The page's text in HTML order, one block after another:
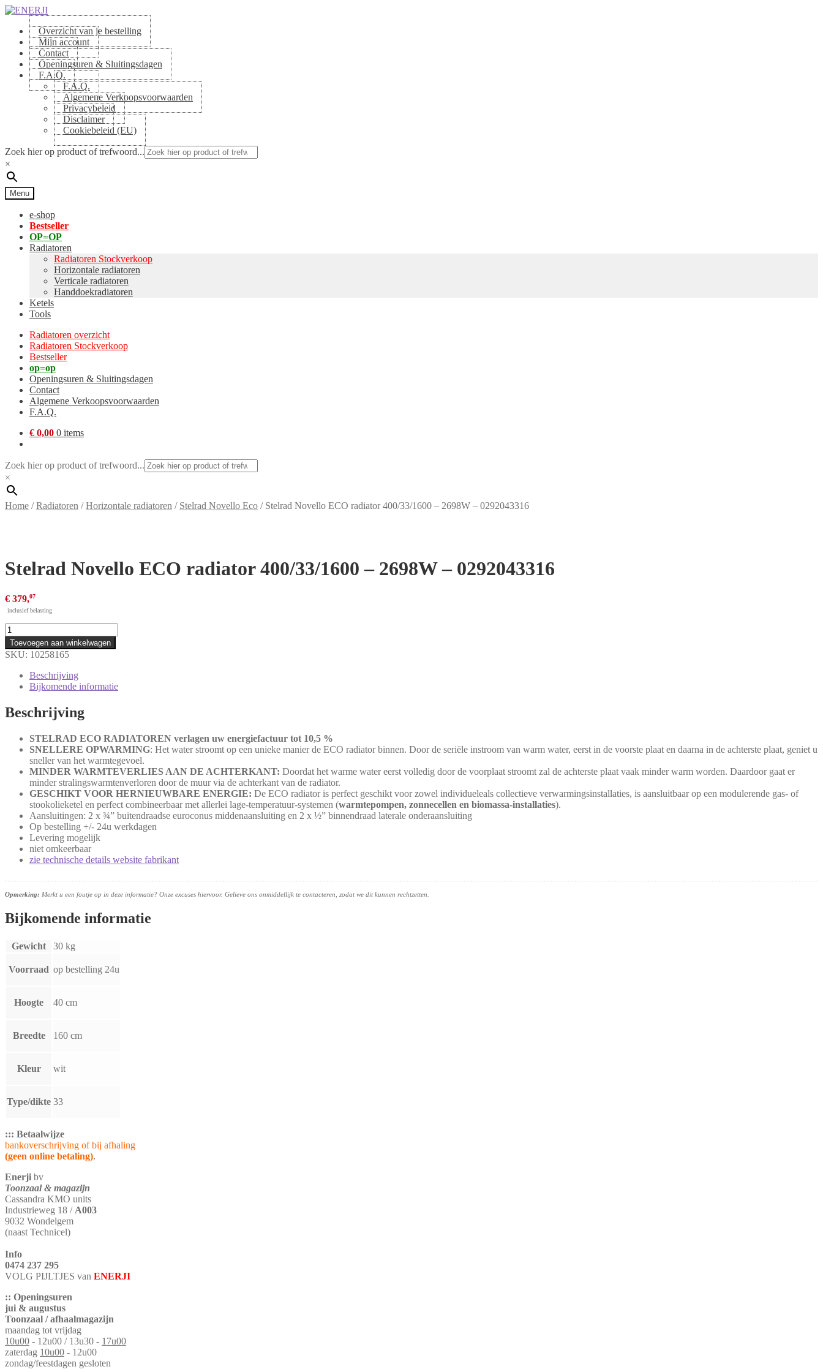
Skip
navigation
Skip
content
Overzicht van je bestelling
Mijn account
Contact
Openingsuren & Sluitingsdagen
F.A.Q.
F.A.Q.
Algemene Verkoopsvoorwaarden
Privacybeleid
Disclaimer
Cookiebeleid (EU)
Zoek hier op product of trefwoord...
×
Menu
e-shop
Bestseller
OP=OP
Radiatoren
Radiatoren Stockverkoop
Horizontale radiatoren
Verticale radiatoren
Handdoekradiatoren
Ketels
Tools
Radiatoren overzicht
Radiatoren Stockverkoop
Bestseller
op=op
Openingsuren & Sluitingsdagen
Contact
Algemene Verkoopsvoorwaarden
F.A.Q.
€ 0,00 0 items
Zoek hier op product of trefwoord...
×
Home /Radiatoren /Horizontale radiatoren / Stelrad Novello Eco / Stelrad Novello ECO radiator 400/33/1600 – 2698W – 0292043316
Stelrad Novello ECO radiator 400/33/1600 – 2698W – 0292043316
€ 379,07
inclusief belasting
Stelrad
Novello
ECO
radiator
400/33/1600
2698W
-
0292043316
Toevoegen aan winkelwagen
SKU: 10258165
Beschrijving
Bijkomende informatie
Beschrijving
STELRAD ECO RADIATOREN verlagen uw energiefactuur tot 10,5 %
SNELLERE OPWARMING: Het water stroomt op een unieke manier de ECO radiator binnen. Door de seriële instroom van warm water, eerst in de voorste plaat en daarna in de achterste plaat, geniet u
sneller van het warmtegevoel.
MINDER WARMTEVERLIES AAN DE ACHTERKANT: Doordat het warme water eerst volledig door de voorplaat stroomt zal de achterste plaat vaak minder warm worden. Daardoor gaat er
minder stralingswarmtenverloren door de muur via de achterkant van de radiator.
GESCHIKT VOOR HERNIEUWBARE ENERGIE: De ECO radiator is perfect geschikt voor zowel individueleals collectieve verwarmingsinstallaties, is aansluitbaar op een modulerende gas- of
stookolieketel en perfect combineerbaar met allerlei lage-temperatuur-systemen (warmtepompen, zonnecellen en biomassa-installaties).
Aansluitingen: 2 x ¾” buitendraadse euroconus middenaansluiting en 2 x ½” binnendraad laterale onderaansluiting
Op bestelling +/- 24u werkdagen
Levering mogelijk
niet omkeerbaar
zie technische details website fabrikant
Opmerking: Merkt u een foutje op in deze informatie? Onze excuses hiervoor. Gelieve ons onmiddellijk te contacteren, zodat we dit kunnen rechtzetten.
Bijkomende informatie
Gewicht 30 kg
Voorraad op bestelling 24u
Hoogte 40 cm
Breedte 160 cm
Kleur wit
Type/dikte 33
::: Betaalwijze
bankoverschrijving of bij afhaling
(geen online betaling).
Enerji bv
Toonzaal & magazijn
Cassandra KMO units
Industrieweg 18 / A003
9032 Wondelgem
(naast Technicel)
Info
0474 237 295
VOLG PIJLTJES van ENERJI
:: Openingsuren
jui & augustus
Toonzaal / afhaalmagazijn
maandag tot vrijdag
10u00 - 12u00 / 13u30 - 17u00
zaterdag 10u00 - 12u00
zondag/feestdagen gesloten